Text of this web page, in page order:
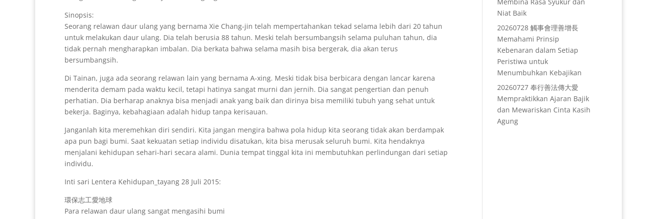
Sinopsis:
Seorang relawan daur ulang yang bernama Xie Chang-jin telah mempertahankan tekad selama lebih dari 20 tahun
untuk melakukan daur ulang. Dia telah berusia 88 tahun. Meski telah bersumbangsih selama puluhan tahun, dia
tidak pernah mengharapkan imbalan. Dia berkata bahwa selama masih bisa bergerak, dia akan terus
bersumbangsih.
Di Tainan, juga ada seorang relawan lain yang bernama A-xing. Meski tidak bisa berbicara dengan lancar karena
menderita demam pada waktu kecil, tetapi hatinya sangat murni dan jernih. Dia sangat pengertian dan penuh
perhatian. Dia berharap anaknya bisa menjadi anak yang baik dan dirinya bisa memiliki tubuh yang sehat untuk
bekerja. Baginya, kebahagiaan adalah hidup tanpa kerisauan.
Janganlah kita meremehkan diri sendiri. Kita jangan mengira bahwa pola hidup kita seorang tidak akan berdampak
apa pun bagi bumi. Saat kekuatan setiap individu disatukan, kita bisa merusak seluruh bumi. Kita hendaknya
menjalani kehidupan sehari-hari secara alami. Dunia tempat tinggal kita ini membutuhkan perlindungan dari setiap
individu.
Inti sari Lentera Kehidupan_tayang 28 Juli 2015:
環保志工愛地球
Para relawan daur ulang sangat mengasihi bumi
Niat Baik
20260728 觸事會理善增長
Memahami Prinsip
Kebenaran dalam Setiap
Peristiwa untuk
Menumbuhkan Kebajikan
20260727 奉行善法傳大愛
Mempraktikkan Ajaran Bajik
dan Mewariskan Cinta Kasih
Agung